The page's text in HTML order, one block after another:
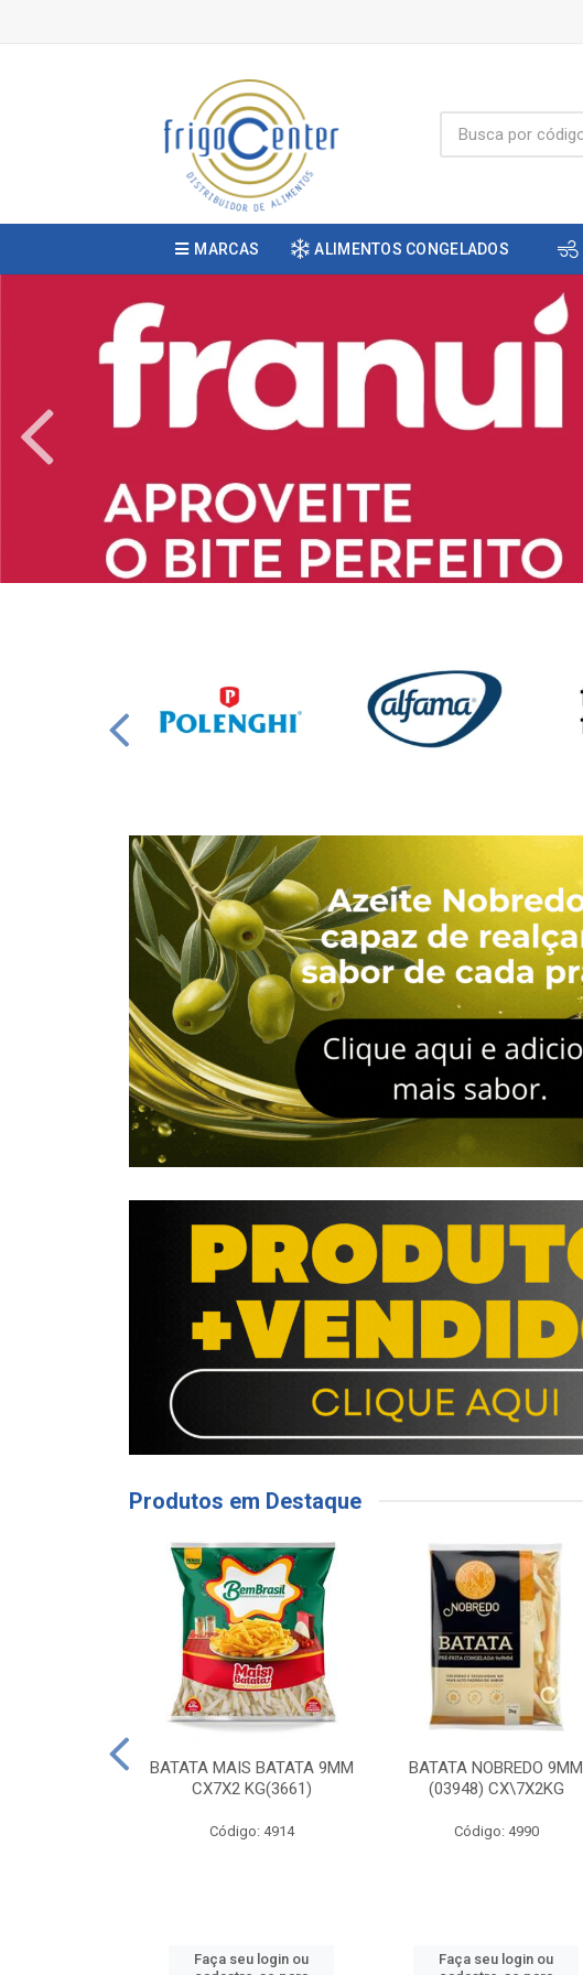
MARCAS ALIMENTOS CONGELADOS
Produtos em Destaque
BATATA MAIS BATATA 9MM
CX7X2 KG(3661)
Código: 4914
Faça seu login ou
BATATA NOBREDO 9MM
(03948) CX\7X2KG
Código: 4990
Faça seu login ou